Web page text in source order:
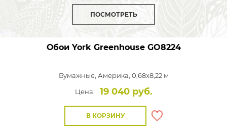
ПОСМОТРЕТЬ
Обои York GreenhouseGO8224
Бумажные, Америка, 0,68x8,22 м
Цена:
19 040 руб.
В КОРЗИНУ